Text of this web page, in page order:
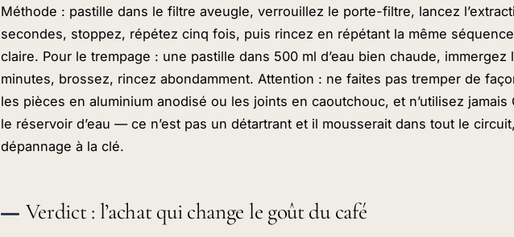
Méthode : pastille dans le filtre aveugle, verrouillez le porte-filtre, lancez
secondes, stoppez, répétez cinq fois, puis rincez en répétant la même séquence
claire. Pour le trempage : une pastille dans 500 ml d’eau bien chaude, immergez
minutes, brossez, rincez abondamment. Attention : ne faites pas tremper de
les pièces en aluminium anodisé ou les joints en caoutchouc, et n’utilisez jamais
le réservoir d’eau — ce n’est pas un détartrant et il mousserait dans tout le
dépannage à la clé.
Verdict : l’achat qui change le goût du café